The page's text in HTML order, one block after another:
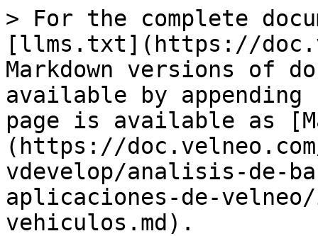
> For the complete
[llms.txt](https://
Markdown versions of
available by
page is available as
(https://
vdevelop/analisis-de-
aplicaciones-de-
vehiculos.md).